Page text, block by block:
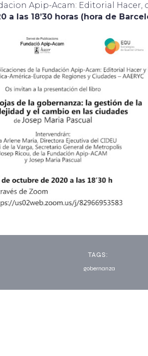
Apip-Acam: Editorial
a las 18’30 horas (hora de
TAGS:
gobernanza